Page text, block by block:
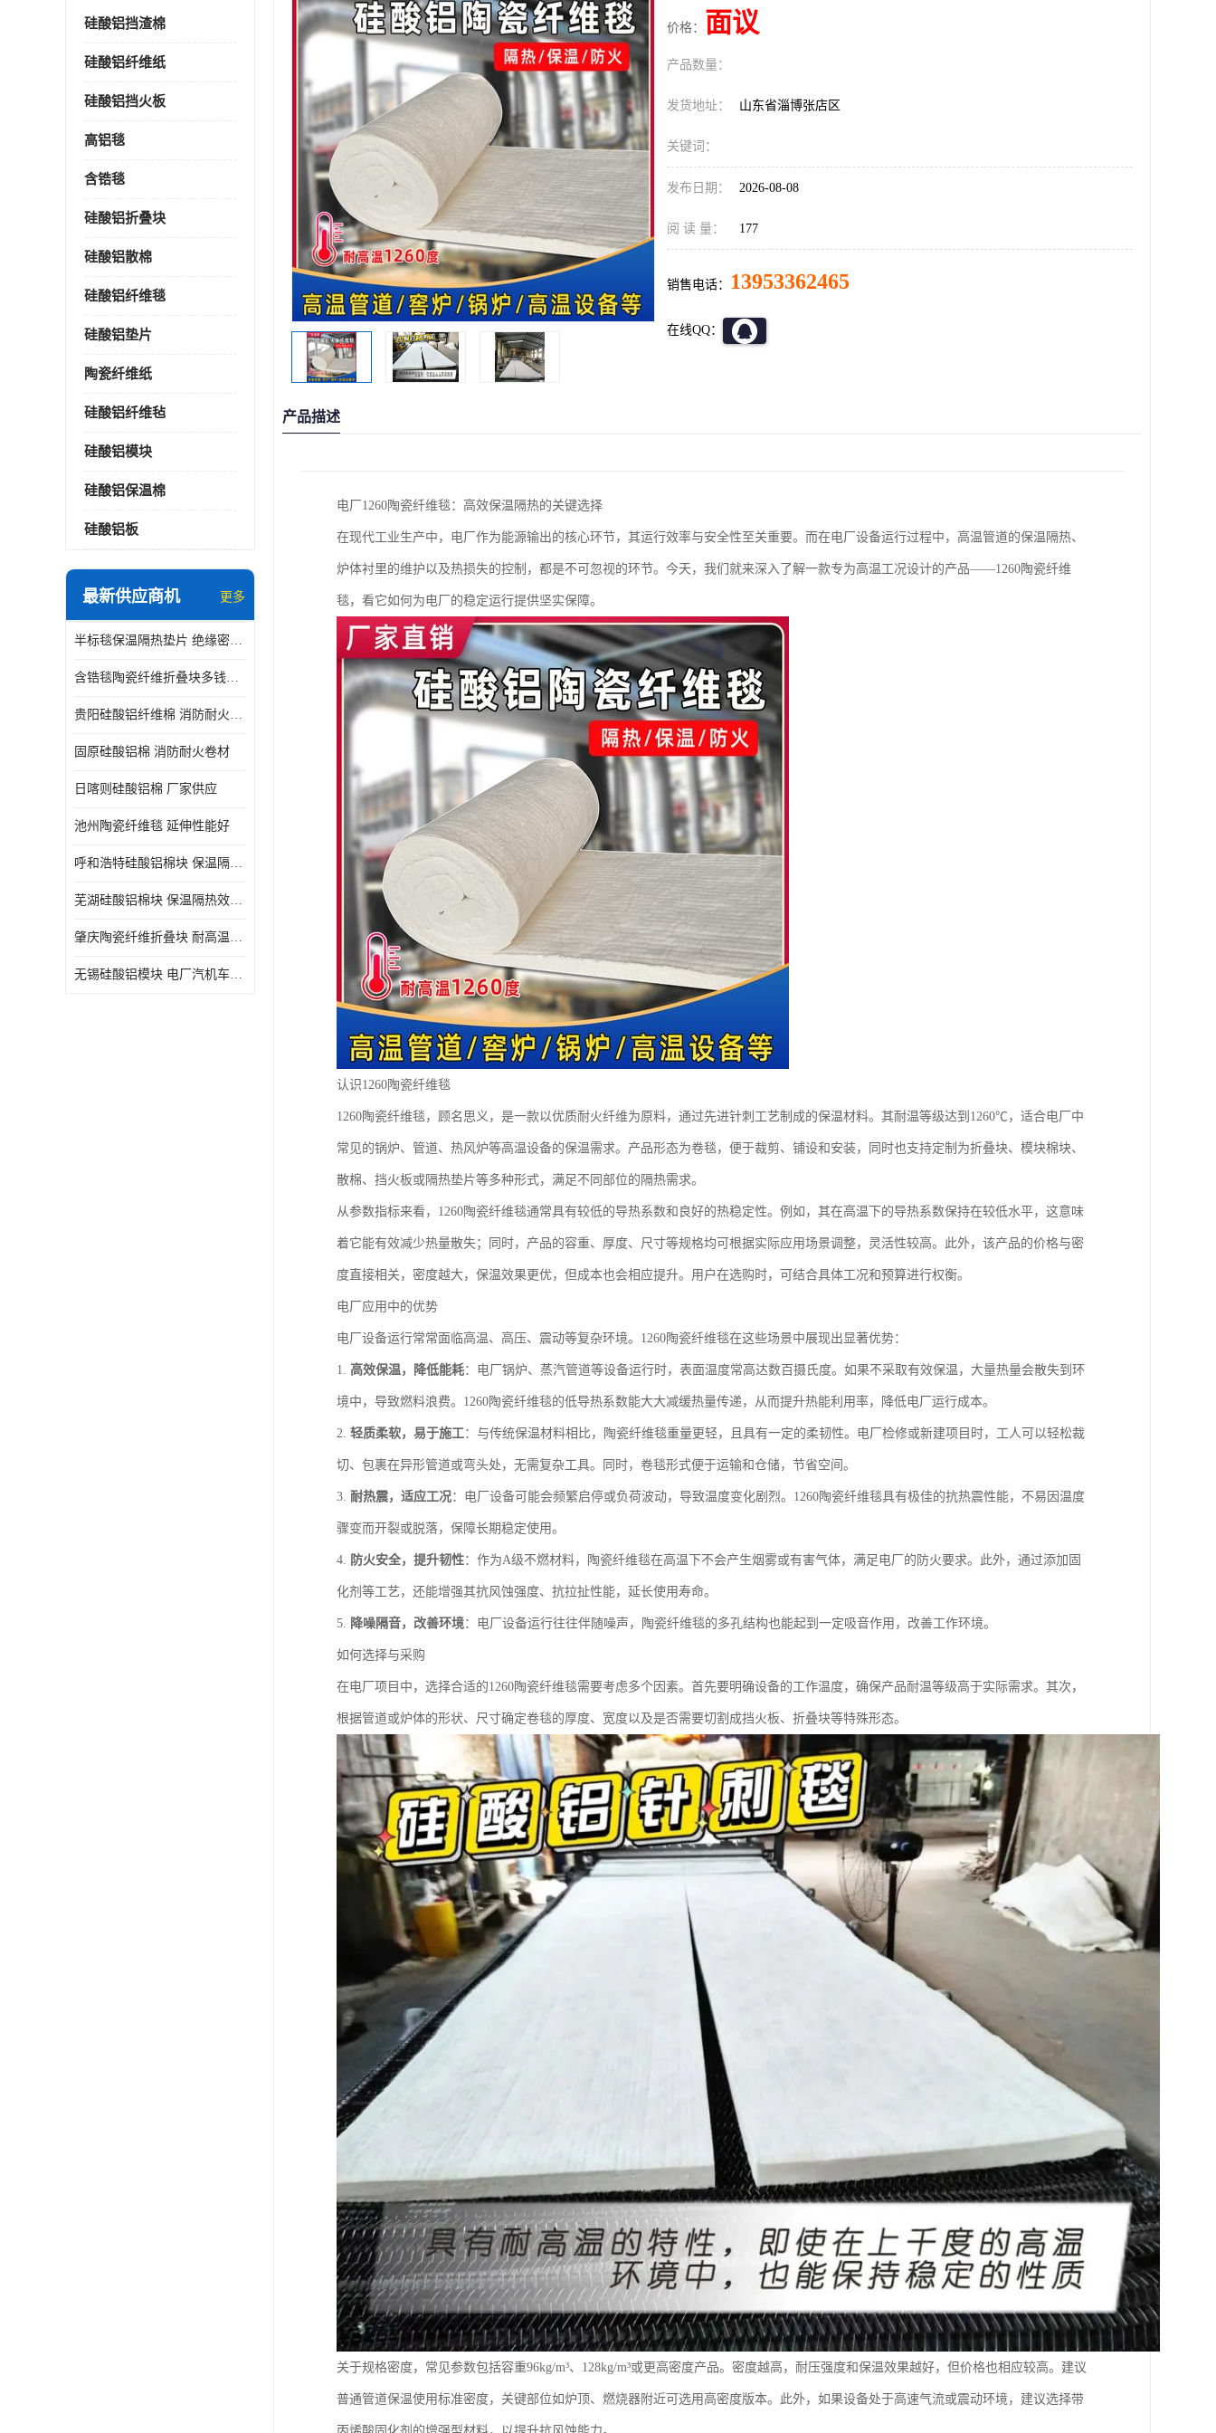
硅酸铝挡渣棉
硅酸铝纤维纸
硅酸铝挡火板
高铝毯
含锆毯
硅酸铝折叠块
硅酸铝散棉
硅酸铝纤维毯
硅酸铝垫片
陶瓷纤维纸
硅酸铝纤维毡
硅酸铝模块
硅酸铝保温棉
硅酸铝板
最新供应商机 更多
半标毯保温隔热垫片 绝缘密封垫片
含锆毯陶瓷纤维折叠块多钱一立方 硅酸铝模块
贵阳硅酸铝纤维棉 消防耐火卷材
固原硅酸铝棉 消防耐火卷材
日喀则硅酸铝棉 厂家供应
池州陶瓷纤维毯 延伸性能好
呼和浩特硅酸铝棉块 保温隔热效果好
芜湖硅酸铝棉块 保温隔热效果好
肇庆陶瓷纤维折叠块 耐高温阻燃 抗撕裂 质地硬
无锡硅酸铝模块 电厂汽机车间设备管道保温用硅酸铝棉
价格： 面议
产品数量：
发货地址： 山东省淄博张店区
关键词：
发布日期： 2026-08-08
阅 读 量： 177
销售电话： 13953362465
在线QQ：
产品描述
电厂1260陶瓷纤维毯：高效保温隔热的关键选择
在现代工业生产中，电厂作为能源输出的核心环节，其运行效率与安全性至关重要。而在电厂设备运行过程中，高温管道的保温隔热、
炉体衬里的维护以及热损失的控制，都是不可忽视的环节。今天，我们就来深入了解一款专为高温工况设计的产品——1260陶瓷纤维
毯，看它如何为电厂的稳定运行提供坚实保障。
认识1260陶瓷纤维毯
1260陶瓷纤维毯，顾名思义，是一款以优质耐火纤维为原料，通过先进针刺工艺制成的保温材料。其耐温等级达到1260℃，适合电厂中
常见的锅炉、管道、热风炉等高温设备的保温需求。产品形态为卷毯，便于裁剪、铺设和安装，同时也支持定制为折叠块、模块棉块、
散棉、挡火板或隔热垫片等多种形式，满足不同部位的隔热需求。
从参数指标来看，1260陶瓷纤维毯通常具有较低的导热系数和良好的热稳定性。例如，其在高温下的导热系数保持在较低水平，这意味
着它能有效减少热量散失；同时，产品的容重、厚度、尺寸等规格均可根据实际应用场景调整，灵活性较高。此外，该产品的价格与密
度直接相关，密度越大，保温效果更优，但成本也会相应提升。用户在选购时，可结合具体工况和预算进行权衡。
电厂应用中的优势
电厂设备运行常常面临高温、高压、震动等复杂环境。1260陶瓷纤维毯在这些场景中展现出显著优势：
1. 高效保温，降低能耗：电厂锅炉、蒸汽管道等设备运行时，表面温度常高达数百摄氏度。如果不采取有效保温，大量热量会散失到环
境中，导致燃料浪费。1260陶瓷纤维毯的低导热系数能大大减缓热量传递，从而提升热能利用率，降低电厂运行成本。
2. 轻质柔软，易于施工：与传统保温材料相比，陶瓷纤维毯重量更轻，且具有一定的柔韧性。电厂检修或新建项目时，工人可以轻松裁
切、包裹在异形管道或弯头处，无需复杂工具。同时，卷毯形式便于运输和仓储，节省空间。
3. 耐热震，适应工况：电厂设备可能会频繁启停或负荷波动，导致温度变化剧烈。1260陶瓷纤维毯具有极佳的抗热震性能，不易因温度
骤变而开裂或脱落，保障长期稳定使用。
4. 防火安全，提升韧性：作为A级不燃材料，陶瓷纤维毯在高温下不会产生烟雾或有害气体，满足电厂的防火要求。此外，通过添加固
化剂等工艺，还能增强其抗风蚀强度、抗拉扯性能，延长使用寿命。
5. 降噪隔音，改善环境：电厂设备运行往往伴随噪声，陶瓷纤维毯的多孔结构也能起到一定吸音作用，改善工作环境。
如何选择与采购
在电厂项目中，选择合适的1260陶瓷纤维毯需要考虑多个因素。首先要明确设备的工作温度，确保产品耐温等级高于实际需求。其次，
根据管道或炉体的形状、尺寸确定卷毯的厚度、宽度以及是否需要切割成挡火板、折叠块等特殊形态。
关于规格密度，常见参数包括容重96kg/m³、128kg/m³或更高密度产品。密度越高，耐压强度和保温效果越好，但价格也相应较高。建议
普通管道保温使用标准密度，关键部位如炉顶、燃烧器附近可选用高密度版本。此外，如果设备处于高速气流或震动环境，建议选择带